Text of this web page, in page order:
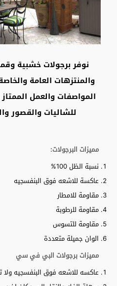
نوفر برجولات خشبية
والمنتزهات العامة
المواصفات والعمل
للشاليات والقصور
مميزات البرجولات:
نسبة الظل 100%
عاكسة للاشعه فوق البنفسجيه
مقاومة للامطار
مقاومة للرطوبة
مقاومة للتسوس
الوان جميلة متعددة
مميزات برجولات البي في سي
عاكسه للاشعه فوق البنفسجيه ولا